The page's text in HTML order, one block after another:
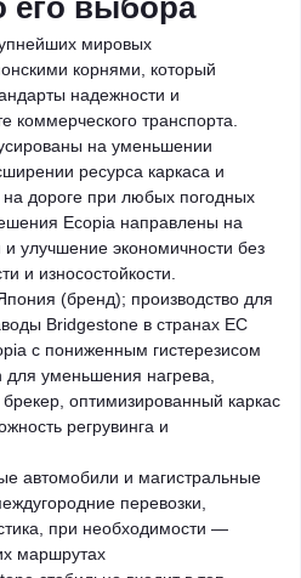
его выбора
мировых
корнями, который
надежности и
коммерческого транспорта.
на уменьшении
ресурса каркаса и
дороге при любых погодных
Ecopia направлены на
улучшение экономичности без
и износостойкости.
(бренд); производство для
Bridgestone в странах ЕС
с пониженным гистерезисом
уменьшения нагрева,
оптимизированный каркас
регрувинга и
автомобили и магистральные
перевозки,
при необходимости —
маршрутах